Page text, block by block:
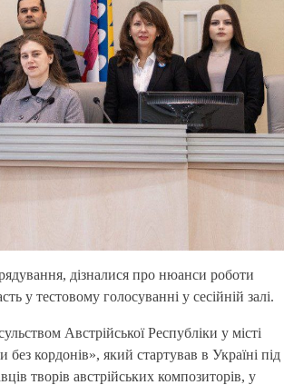
дізналися про нюанси роботи
у тестовому голосуванні у сесійній залі.
Австрійської Республіки у місті
кордонів», який стартував в Україні під
творів австрійських композиторів, у